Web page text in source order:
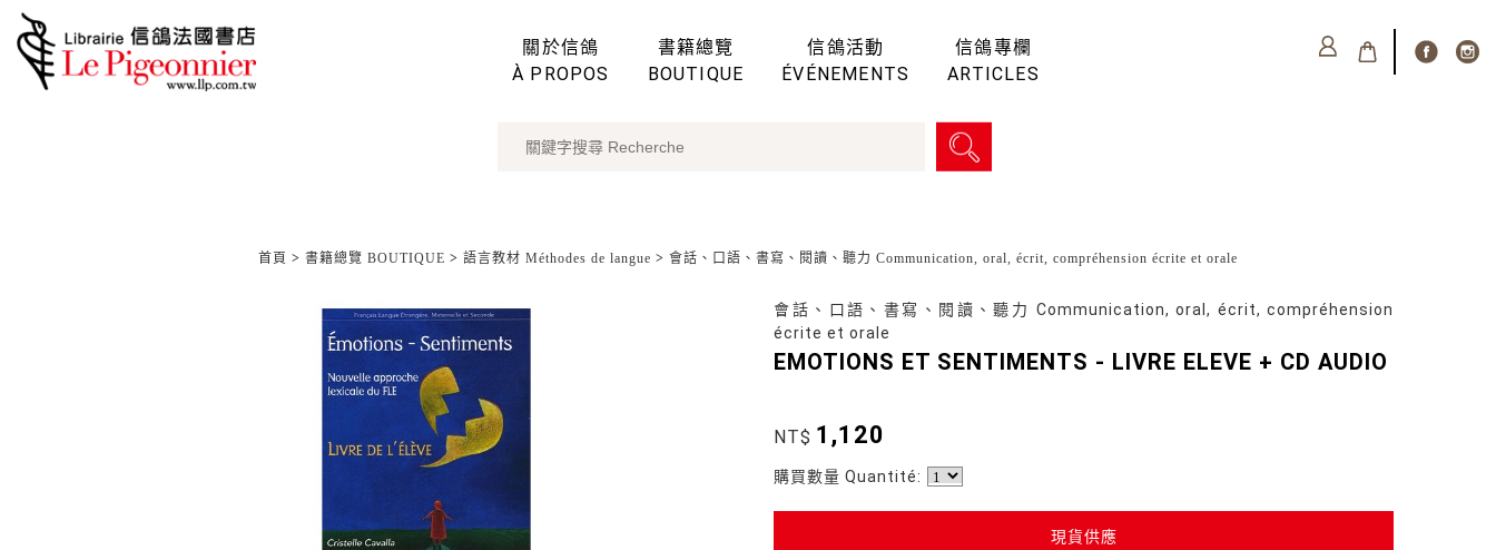
關於信鴿
À PROPOS
書籍總覽
BOUTIQUE
信鴿活動
ÉVÉNEMENTS
信鴿專欄
ARTICLES
首頁 > 書籍總覽 BOUTIQUE > 語言教材 Méthodes de langue > 會話、口語、書寫、閱讀、聽力 Communication, oral, écrit, compréhension écrite et orale
會話、口語、書寫、閱讀、聽力 Communication, oral, écrit, compréhension
écrite et orale
EMOTIONS ET SENTIMENTS - LIVRE ELEVE + CD AUDIO
NT$ 1,120
購買數量 Quantité:
現貨供應